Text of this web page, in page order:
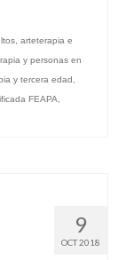
arteterapia e
y personas en
y tercera edad
FEAPA
9
OCT 2018